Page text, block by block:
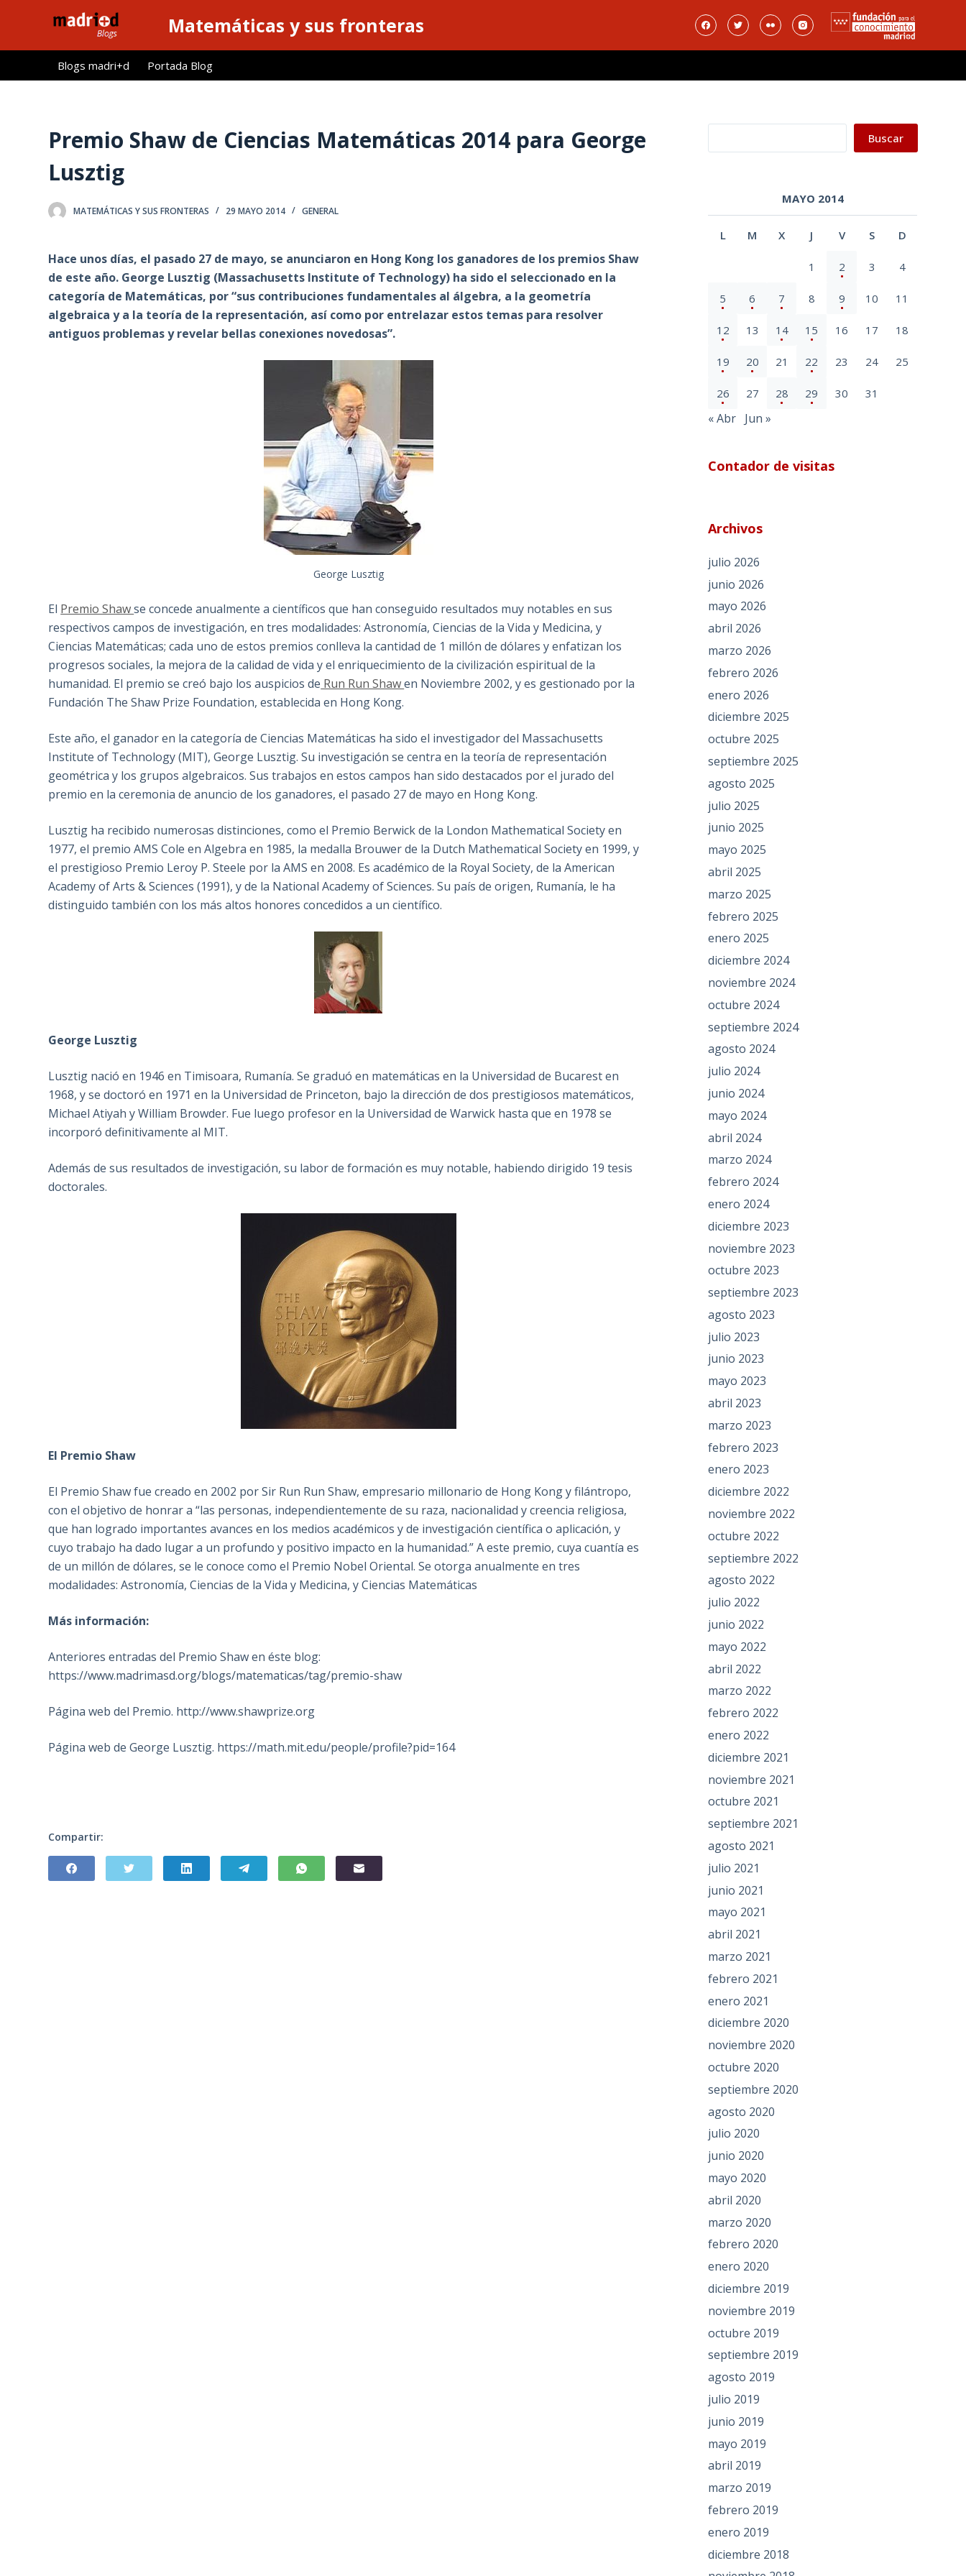
l
Matemáticas y sus fronteras
Blogs madri+d Portada Blog
Premio Shaw de Ciencias Matemáticas 2014 para George
Lusztig
MATEMÁTICAS Y SUS FRONTERAS 29 MAYO 2014 GENERAL
Hace unos días, el pasado 27 de mayo, se anunciaron en Hong Kong los ganadores de los premios Shaw
de este año. George Lusztig (Massachusetts Institute of Technology) ha sido el seleccionado en la
categoría de Matemáticas, por “sus contribuciones fundamentales al álgebra, a la geometría
algebraica y a la teoría de la representación, así como por entrelazar estos temas para resolver
antiguos problemas y revelar bellas conexiones novedosas”.
George Lusztig
El Premio Shawse concede anualmente a científicos que han conseguido resultados muy notables en sus
respectivos campos de investigación, en tres modalidades: Astronomía, Ciencias de la Vida y Medicina, y
Ciencias Matemáticas; cada uno de estos premios conlleva la cantidad de 1 millón de dólares y enfatizan los
progresos sociales, la mejora de la calidad de vida y el enriquecimiento de la civilización espiritual de la
humanidad. El premio se creó bajo los auspicios de Run Run Shawen Noviembre 2002, y es gestionado por la
Fundación The Shaw Prize Foundation, establecida en Hong Kong.
Este año, el ganador en la categoría de Ciencias Matemáticas ha sido el investigador del Massachusetts
Institute of Technology (MIT), George Lusztig. Su investigación se centra en la teoría de representación
geométrica y los grupos algebraicos. Sus trabajos en estos campos han sido destacados por el jurado del
premio en la ceremonia de anuncio de los ganadores, el pasado 27 de mayo en Hong Kong.
Lusztig ha recibido numerosas distinciones, como el Premio Berwick de la London Mathematical Society en
1977, el premio AMS Cole en Algebra en 1985, la medalla Brouwer de la Dutch Mathematical Society en 1999, y
el prestigioso Premio Leroy P. Steele por la AMS en 2008. Es académico de la Royal Society, de la American
Academy of Arts & Sciences (1991), y de la National Academy of Sciences. Su país de origen, Rumanía, le ha
distinguido también con los más altos honores concedidos a un científico.
George Lusztig
Lusztig nació en 1946 en Timisoara, Rumanía. Se graduó en matemáticas en la Universidad de Bucarest en
1968, y se doctoró en 1971 en la Universidad de Princeton, bajo la dirección de dos prestigiosos matemáticos,
Michael Atiyah y William Browder. Fue luego profesor en la Universidad de Warwick hasta que en 1978 se
incorporó definitivamente al MIT.
Además de sus resultados de investigación, su labor de formación es muy notable, habiendo dirigido 19 tesis
doctorales.
El Premio Shaw
El Premio Shaw fue creado en 2002 por Sir Run Run Shaw, empresario millonario de Hong Kong y filántropo,
con el objetivo de honrar a “las personas, independientemente de su raza, nacionalidad y creencia religiosa,
que han logrado importantes avances en los medios académicos y de investigación científica o aplicación, y
cuyo trabajo ha dado lugar a un profundo y positivo impacto en la humanidad.” A este premio, cuya cuantía es
de un millón de dólares, se le conoce como el Premio Nobel Oriental. Se otorga anualmente en tres
modalidades: Astronomía, Ciencias de la Vida y Medicina, y Ciencias Matemáticas
Más información:
Anteriores entradas del Premio Shaw en éste blog:
https://www.madrimasd.org/blogs/matematicas/tag/premio-shaw
Página web del Premio. http://www.shawprize.org
Página web de George Lusztig. https://math.mit.edu/people/profile?pid=164
Compartir:
Buscar
MAYO 2014
L M X J V S D
1 2 3 4
5 6 7 8 9 10 11
12 13 14 15 16 17 18
19 20 21 22 23 24 25
26 27 28 29 30 31
« Abr Jun »
Contador de visitas
Archivos
julio 2026
junio 2026
mayo 2026
abril 2026
marzo 2026
febrero 2026
enero 2026
diciembre 2025
octubre 2025
septiembre 2025
agosto 2025
julio 2025
junio 2025
mayo 2025
abril 2025
marzo 2025
febrero 2025
enero 2025
diciembre 2024
noviembre 2024
octubre 2024
septiembre 2024
agosto 2024
julio 2024
junio 2024
mayo 2024
abril 2024
marzo 2024
febrero 2024
enero 2024
diciembre 2023
noviembre 2023
octubre 2023
septiembre 2023
agosto 2023
julio 2023
junio 2023
mayo 2023
abril 2023
marzo 2023
febrero 2023
enero 2023
diciembre 2022
noviembre 2022
octubre 2022
septiembre 2022
agosto 2022
julio 2022
junio 2022
mayo 2022
abril 2022
marzo 2022
febrero 2022
enero 2022
diciembre 2021
noviembre 2021
octubre 2021
septiembre 2021
agosto 2021
julio 2021
junio 2021
mayo 2021
abril 2021
marzo 2021
febrero 2021
enero 2021
diciembre 2020
noviembre 2020
octubre 2020
septiembre 2020
agosto 2020
julio 2020
junio 2020
mayo 2020
abril 2020
marzo 2020
febrero 2020
enero 2020
diciembre 2019
noviembre 2019
octubre 2019
septiembre 2019
agosto 2019
julio 2019
junio 2019
mayo 2019
abril 2019
marzo 2019
febrero 2019
enero 2019
diciembre 2018